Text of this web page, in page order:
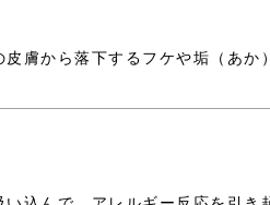
膚から落下するフケや垢（あか